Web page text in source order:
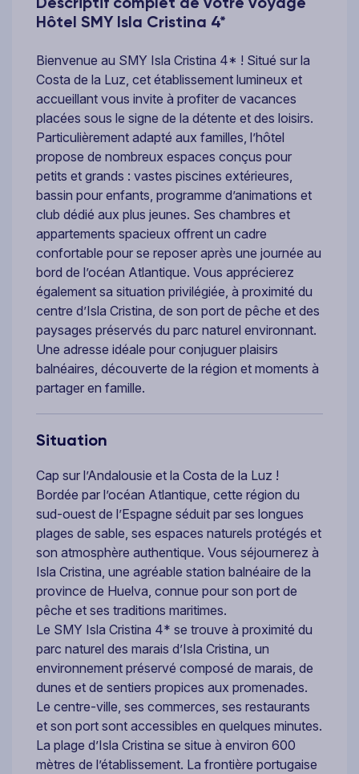
Hôtel SMY Isla Cristina 4*
Bienvenue au SMY Isla Cristina 4* ! Situé sur la
Costa de la Luz, cet établissement lumineux et
accueillant vous invite à profiter de vacances
placées sous le signe de la détente et des loisirs.
Particulièrement adapté aux familles, l’hôtel
propose de nombreux espaces conçus pour
petits et grands : vastes piscines extérieures,
bassin pour enfants, programme d’animations et
club dédié aux plus jeunes. Ses chambres et
appartements spacieux offrent un cadre
confortable pour se reposer après une journée au
bord de l’océan Atlantique. Vous apprécierez
également sa situation privilégiée, à proximité du
centre d’Isla Cristina, de son port de pêche et des
paysages préservés du parc naturel environnant.
Une adresse idéale pour conjuguer plaisirs
balnéaires, découverte de la région et moments à
partager en famille.
Situation
Cap sur l’Andalousie et la Costa de la Luz !
Bordée par l’océan Atlantique, cette région du
sud-ouest de l’Espagne séduit par ses longues
plages de sable, ses espaces naturels protégés et
son atmosphère authentique. Vous séjournerez à
Isla Cristina, une agréable station balnéaire de la
province de Huelva, connue pour son port de
pêche et ses traditions maritimes.
Le SMY Isla Cristina 4* se trouve à proximité du
parc naturel des marais d’Isla Cristina, un
environnement préservé composé de marais, de
dunes et de sentiers propices aux promenades.
Le centre-ville, ses commerces, ses restaurants
et son port sont accessibles en quelques minutes.
La plage d’Isla Cristina se situe à environ 600
mètres de l’établissement. La frontière portugaise